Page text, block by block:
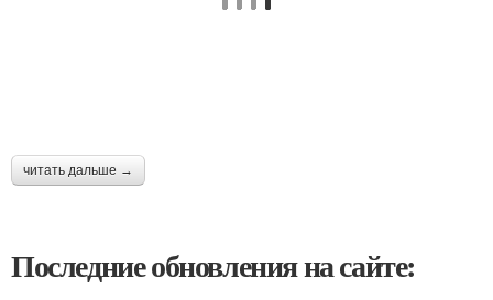
читать дальше →
Последние обновления на сайте: